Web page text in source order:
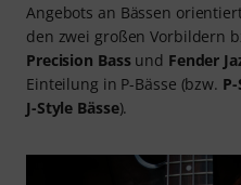
Angebots an Bässen
den zwei großen Vorbildern
Precision Bassund Fender
Einteilung in P-Bässe (bzw.
J-Style Bässe).